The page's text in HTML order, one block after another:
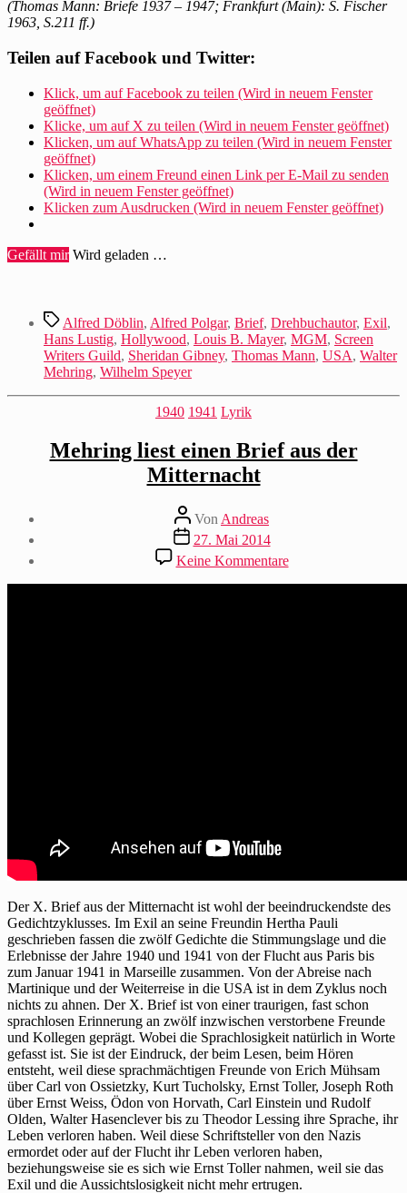
(Thomas Mann: Briefe 1937 – 1947; Frankfurt (Main): S. Fischer
1963, S.211 ff.)
Teilen auf Facebook und Twitter:
Klick, um auf Facebook zu teilen (Wird in neuem Fenster
geöffnet)
Klicke, um auf X zu teilen (Wird in neuem Fenster geöffnet)
Klicken, um auf WhatsApp zu teilen (Wird in neuem Fenster
geöffnet)
Klicken, um einem Freund einen Link per E-Mail zu senden
(Wird in neuem Fenster geöffnet)
Klicken zum Ausdrucken (Wird in neuem Fenster geöffnet)
Gefällt mir Wird geladen …
Schlagwörter
Alfred Döblin, Alfred Polgar, Brief, Drehbuchautor, Exil,
Hans Lustig, Hollywood, Louis B. Mayer, MGM, Screen
Writers Guild, Sheridan Gibney, Thomas Mann, USA, Walter
Mehring, Wilhelm Speyer
Kategorien
1940 1941 Lyrik
Mehring liest einen Brief aus der
Mitternacht
Beitragsautor
Von Andreas
Beitragsdatum
27. Mai 2014
Keine Kommentarezu
Mehring
liest
Der X. Brief aus der Mitternacht ist wohl der beeindruckendste des
Gedichtzyklusses. Im Exil an seine Freundin Hertha Pauli
geschrieben fassen die zwölf Gedichte die Stimmungslage und die
Erlebnisse der Jahre 1940 und 1941 von der Flucht aus Paris bis
zum Januar 1941 in Marseille zusammen. Von der Abreise nach
Martinique und der Weiterreise in die USA ist in dem Zyklus noch
nichts zu ahnen. Der X. Brief ist von einer traurigen, fast schon
sprachlosen Erinnerung an zwölf inzwischen verstorbene Freunde
und Kollegen geprägt. Wobei die Sprachlosigkeit natürlich in Worte
gefasst ist. Sie ist der Eindruck, der beim Lesen, beim Hören
entsteht, weil diese sprachmächtigen Freunde von Erich Mühsam
über Carl von Ossietzky, Kurt Tucholsky, Ernst Toller, Joseph Roth
über Ernst Weiss, Ödon von Horvath, Carl Einstein und Rudolf
Olden, Walter Hasenclever bis zu Theodor Lessing ihre Sprache, ihr
Leben verloren haben. Weil diese Schriftsteller von den Nazis
ermordet oder auf der Flucht ihr Leben verloren haben,
beziehungsweise sie es sich wie Ernst Toller nahmen, weil sie das
Exil und die Aussichtslosigkeit nicht mehr ertrugen.